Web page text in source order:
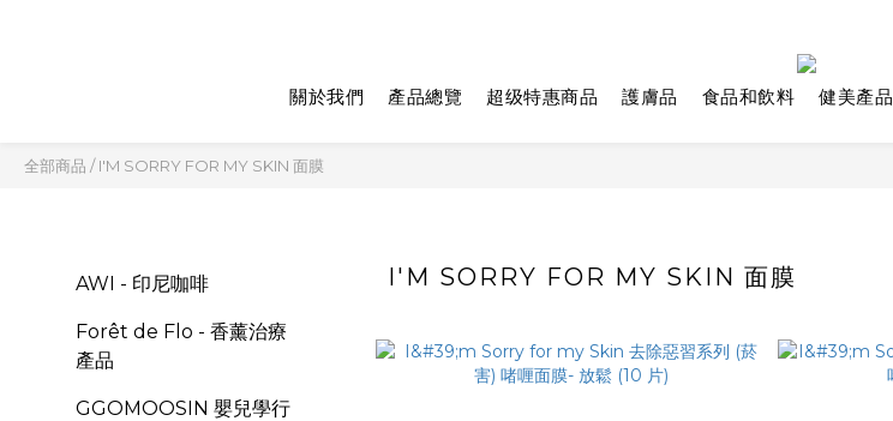
關於我們 產品總覽 超级特惠商品 護膚品 食品和飲料 健美產品
全部商品 /I'M SORRY FOR MY SKIN 面膜
AWI - 印尼咖啡
Forêt de Flo - 香薰治療
產品
GGOMOOSIN 嬰兒學行
I'M SORRY FOR MY SKIN 面膜